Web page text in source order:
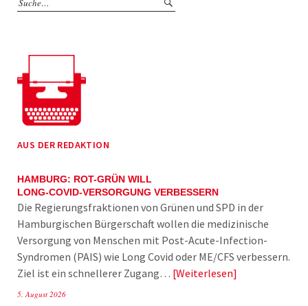
AUS DER REDAKTION
HAMBURG: ROT-GRÜN WILL
LONG-COVID-VERSORGUNG VERBESSERN
Die Regierungsfraktionen von Grünen und SPD in der
Hamburgischen Bürgerschaft wollen die medizinische
Versorgung von Menschen mit Post-Acute-Infection-
Syndromen (PAIS) wie Long Covid oder ME/CFS verbessern.
Ziel ist ein schnellerer Zugang… Weiterlesen
5. August 2026